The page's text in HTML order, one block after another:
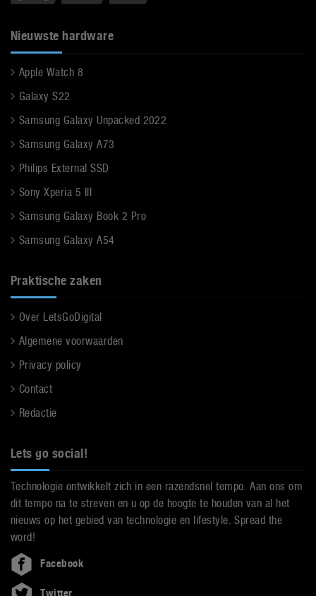
Nieuwste hardware
Apple Watch 8
Galaxy S22
Samsung Galaxy Unpacked 2022
Samsung Galaxy A73
Philips External SSD
Sony Xperia 5 III
Samsung Galaxy Book 2 Pro
Samsung Galaxy A54
Praktische zaken
Over LetsGoDigital
Algemene voorwaarden
Privacy policy
Contact
Redactie
Lets go social!
Technologie ontwikkelt zich in een razendsnel tempo. Aan ons om
dit tempo na te streven en u op de hoogte te houden van al het
nieuws op het gebied van technologie en lifestyle. Spread the
word!
Facebook
Twitter